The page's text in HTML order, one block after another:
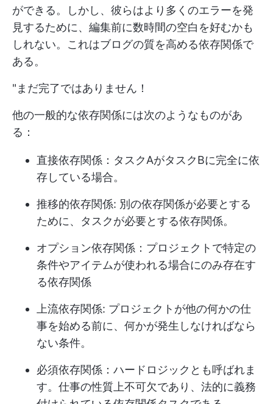
ができる。しかし、彼らはより多くのエラーを発
見するために、編集前に数時間の空白を好むかも
しれない。これはブログの質を高める依存関係で
ある。
"まだ完了ではありません！
他の一般的な依存関係には次のようなものがあ
る：
直接依存関係：タスクAがタスクBに完全に依
存している場合。
推移的依存関係: 別の依存関係が必要とする
ために、タスクが必要とする依存関係。
オプション依存関係：プロジェクトで特定の
条件やアイテムが使われる場合にのみ存在す
る依存関係
上流依存関係: プロジェクトが他の何かの仕
事を始める前に、何かが発生しなければなら
ない条件。
必須依存関係：ハードロジックとも呼ばれま
す。仕事の性質上不可欠であり、法的に義務